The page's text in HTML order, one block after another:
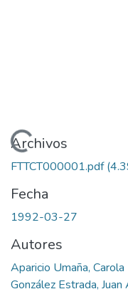
Cargando...
Archivos
FTTCT000001.pdf
Fecha
1992-03-27
Autores
Aparicio Umaña,
González Estrada, Juan